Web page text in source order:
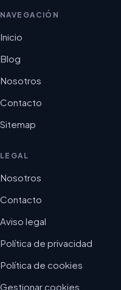
NAVEGACIÓN
Inicio
Blog
Nosotros
Contacto
Sitemap
LEGAL
Nosotros
Contacto
Aviso legal
Política de privacidad
Política de cookies
Gestionar cookies